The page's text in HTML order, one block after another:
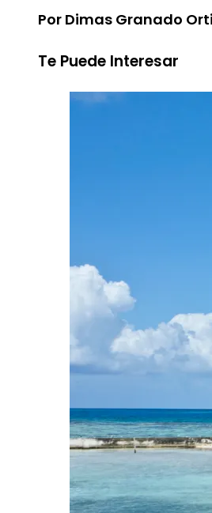
Por Dimas Granado
Te Puede Interesar